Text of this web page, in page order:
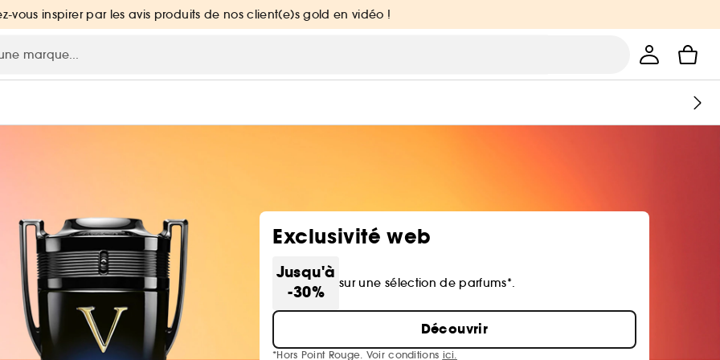
vous inspirer par les avis produits de nos client(e)s gold en vidéo !
Exclusivité web
Jusqu'à
-30%
sur une sélection de parfums*.
Découvrir
*Hors Point Rouge. Voir conditions ici.